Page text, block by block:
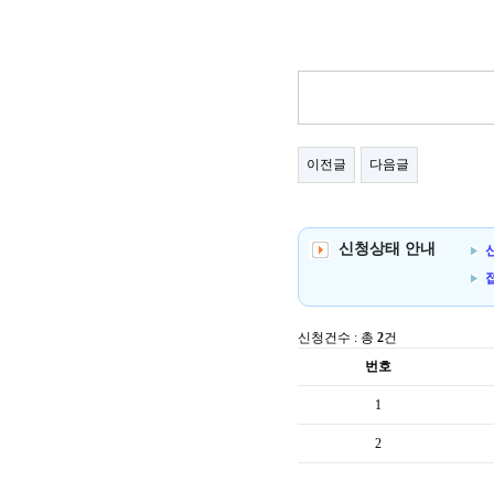
이전글 다음글
신청상태 안내
신청건수 : 총 2건
번호
1
2